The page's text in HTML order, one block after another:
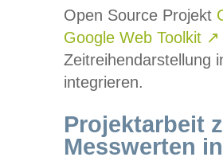
Open Source Projekt
Google Web Toolkit ↗
Zeitreihendarstellung
integrieren.
Projektarbeit
Messwerten